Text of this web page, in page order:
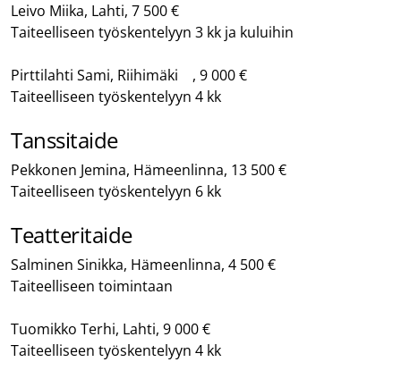
Leivo Miika, Lahti, 7 500 €
Taiteelliseen työskentelyyn 3 kk ja kuluihin
Pirttilahti Sami, Riihimäki , 9 000 €
Taiteelliseen työskentelyyn 4 kk
Tanssitaide
Pekkonen Jemina, Hämeenlinna, 13 500 €
Taiteelliseen työskentelyyn 6 kk
Teatteritaide
Salminen Sinikka, Hämeenlinna, 4 500 €
Taiteelliseen toimintaan
Tuomikko Terhi, Lahti, 9 000 €
Taiteelliseen työskentelyyn 4 kk